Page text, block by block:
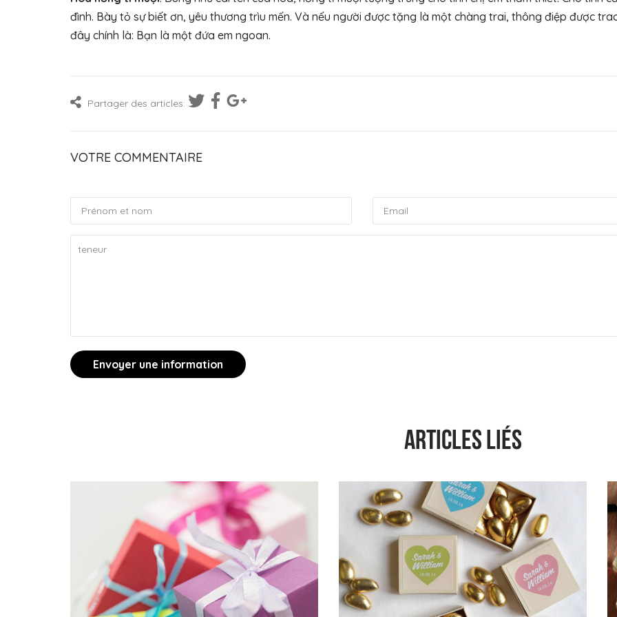
đình. Bày tỏ sự biết ơn, yêu thương trìu mến. Và nếu người được tặng là một chàng trai, thông điệp được
đây chính là: Bạn là một đứa em ngoan.
Partager des articles:
VOTRE COMMENTAIRE
Envoyer une information
ARTICLES LIÉS